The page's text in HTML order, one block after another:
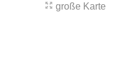
große Karte